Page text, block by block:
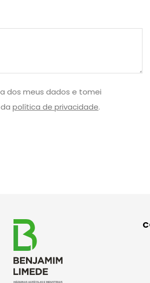
dos meus dados e tomei
política de privacidade.